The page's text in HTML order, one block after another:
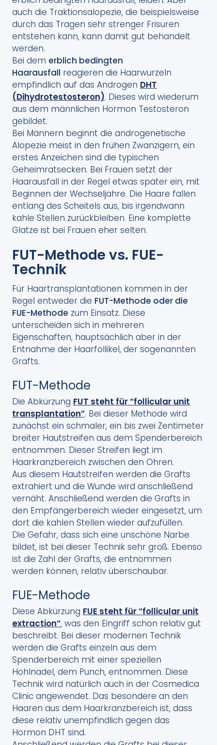
auch die Traktionsalopezie, die beispielsweise
durch das Tragen sehr strenger Frisuren
entstehen kann, kann damit gut behandelt
werden.
Bei dem erblich bedingten
Haarausfall reagieren die Haarwurzeln
empfindlich auf das Androgen DHT
(Dihydrotestosteron). Dieses wird wiederum
aus dem männlichen Hormon Testosteron
gebildet.
Bei Männern beginnt die androgenetische
Alopezie meist in den frühen Zwanzigern, ein
erstes Anzeichen sind die typischen
Geheimratsecken. Bei Frauen setzt der
Haarausfall in der Regel etwas später ein, mit
Beginnen der Wechseljahre. Die Haare fallen
entlang des Scheitels aus, bis irgendwann
kahle Stellen zurückbleiben. Eine komplette
Glatze ist bei Frauen eher selten.
FUT-Methode vs. FUE-
Technik
Für Haartransplantationen kommen in der
Regel entweder die FUT-Methode oder die
FUE-Methode zum Einsatz. Diese
unterscheiden sich in mehreren
Eigenschaften, hauptsächlich aber in der
Entnahme der Haarfollikel, der sogenannten
Grafts.
FUT-Methode
Die Abkürzung FUT steht für “follicular unit
transplantation”. Bei dieser Methode wird
zunächst ein schmaler, ein bis zwei Zentimeter
breiter Hautstreifen aus dem Spenderbereich
entnommen. Dieser Streifen liegt im
Haarkranzbereich zwischen den Ohren.
Aus diesem Hautstreifen werden die Grafts
extrahiert und die Wunde wird anschließend
vernäht. Anschließend werden die Grafts in
den Empfängerbereich wieder eingesetzt, um
dort die kahlen Stellen wieder aufzufüllen.
Die Gefahr, dass sich eine unschöne Narbe
bildet, ist bei dieser Technik sehr groß. Ebenso
ist die Zahl der Grafts, die entnommen
werden können, relativ überschaubar.
FUE-Methode
Diese Abkürzung FUE steht für “follicular unit
extraction”, was den Eingriff schon relativ gut
beschreibt. Bei dieser modernen Technik
werden die Grafts einzeln aus dem
Spenderbereich mit einer speziellen
Hohlnadel, dem Punch, entnommen. Diese
Technik wird natürlich auch in der Cosmedica
Clinic angewendet. Das besondere an den
Haaren aus dem Haarkranzbereich ist, dass
diese relativ unempfindlich gegen das
Hormon DHT sind.